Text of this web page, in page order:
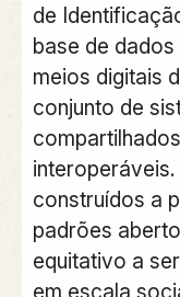
de
base de
meios digitais
conjunto de
construídos a
padrões
equitativo a
em escala